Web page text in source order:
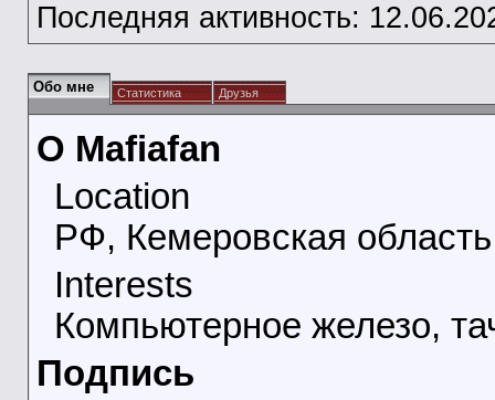
Последняя активность:
Обо мне Статистика Друзья
О Mafiafan
Location
РФ, Кемеровская
Interests
Компьютерное железо,
Подпись